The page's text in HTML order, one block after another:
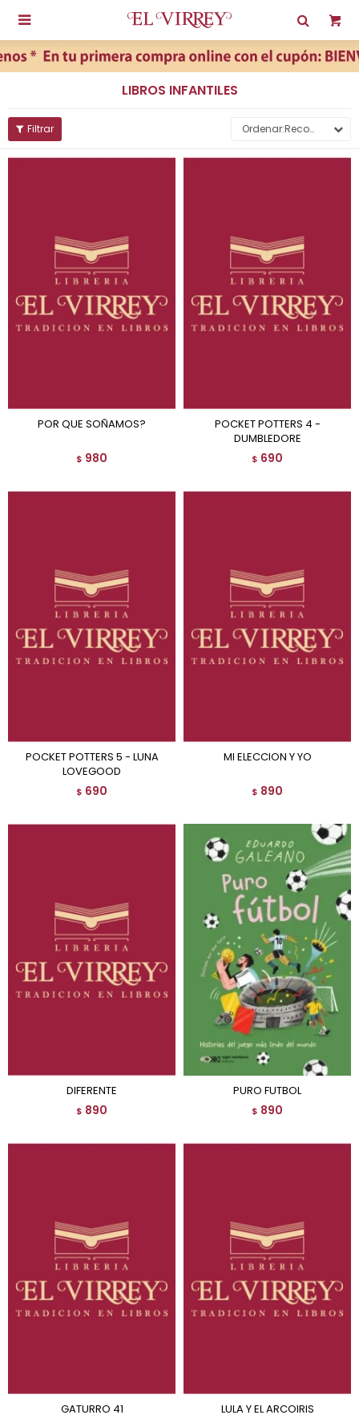

LIBROS INFANTILES
Recomendados
POR QUE SOÑAMOS?
$ 980
POCKET POTTERS 4 -
DUMBLEDORE
$ 690
POCKET POTTERS 5 - LUNA
LOVEGOOD
$ 690
MI ELECCION Y YO
$ 890
DIFERENTE
$ 890
PURO FUTBOL
$ 890
GATURRO 41 LULA Y EL ARCOIRIS